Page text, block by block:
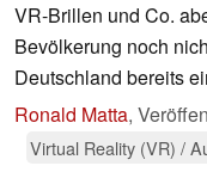
VR-Brillen und Co.
Bevölkerung noch
Deutschland bereits
Ronald Matta,
Virtual Reality (VR) /